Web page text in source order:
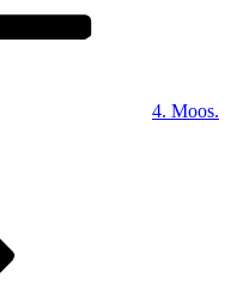
4. Moos.